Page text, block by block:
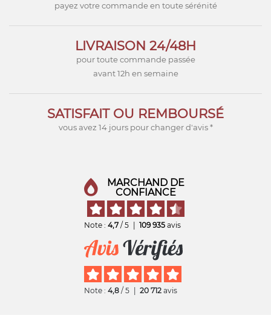
payez votre commande en toute sérénité
LIVRAISON 24/48H
pour toute commande passée
avant 12h en semaine
SATISFAIT OU REMBOURSÉ
vous avez 14 jours pour changer d'avis *
MARCHAND DE
CONFIANCE
Note : 4,7 / 5 109 935 avis
Note : 4,8 / 5 20 712 avis